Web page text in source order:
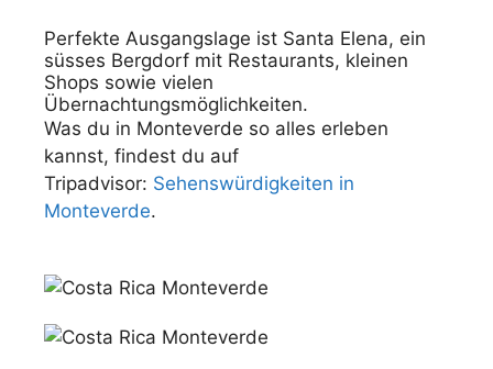
Perfekte Ausgangslage ist Santa Elena, ein
süsses Bergdorf mit Restaurants, kleinen
Shops sowie vielen
Übernachtungsmöglichkeiten.
Was du in Monteverde so alles erleben
kannst, findest du auf
Tripadvisor: Sehenswürdigkeiten in
Monteverde.